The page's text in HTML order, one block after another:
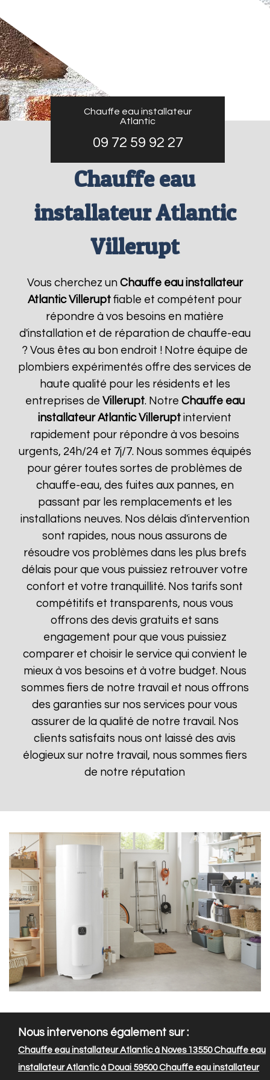
Chauffe eau installateur
Atlantic
09 72 59 92 27
Chauffe eau
installateur Atlantic
Villerupt
Vous cherchez un Chauffe eau installateur
Atlantic Villerupt fiable et compétent pour
répondre à vos besoins en matière
d'installation et de réparation de chauffe-eau
? Vous êtes au bon endroit ! Notre équipe de
plombiers expérimentés offre des services de
haute qualité pour les résidents et les
entreprises de Villerupt. Notre Chauffe eau
installateur Atlantic Villerupt intervient
rapidement pour répondre à vos besoins
urgents, 24h/24 et 7j/7. Nous sommes équipés
pour gérer toutes sortes de problèmes de
chauffe-eau, des fuites aux pannes, en
passant par les remplacements et les
installations neuves. Nos délais d'intervention
sont rapides, nous nous assurons de
résoudre vos problèmes dans les plus brefs
délais pour que vous puissiez retrouver votre
confort et votre tranquillité. Nos tarifs sont
compétitifs et transparents, nous vous
offrons des devis gratuits et sans
engagement pour que vous puissiez
comparer et choisir le service qui convient le
mieux à vos besoins et à votre budget. Nous
sommes fiers de notre travail et nous offrons
des garanties sur nos services pour vous
assurer de la qualité de notre travail. Nos
clients satisfaits nous ont laissé des avis
élogieux sur notre travail, nous sommes fiers
de notre réputation
Nous intervenons également sur :
Chauffe eau installateur Atlantic à Noves 13550Chauffe eau
installateur Atlantic à Douai 59500Chauffe eau installateur